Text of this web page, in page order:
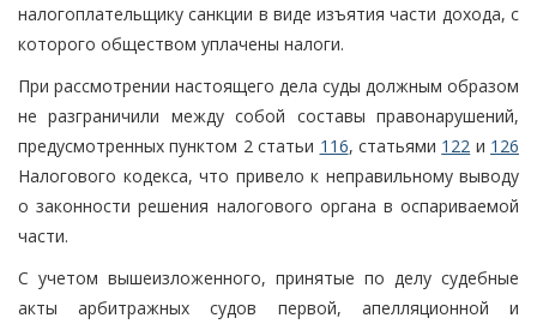
налогоплательщику санкции в виде изъятия части дохода, с
которого обществом уплачены налоги.
При рассмотрении настоящего дела суды должным образом
не разграничили между собой составы правонарушений,
предусмотренных пунктом 2 статьи 116, статьями 122 и 126
Налогового кодекса, что привело к неправильному выводу
о законности решения налогового органа в оспариваемой
части.
С учетом вышеизложенного, принятые по делу судебные
акты арбитражных судов первой, апелляционной и